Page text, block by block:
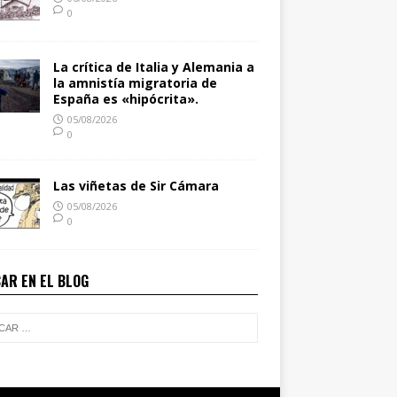
0
La crítica de Italia y Alemania a
la amnistía migratoria de
España es «hipócrita».
05/08/2026
0
Las viñetas de Sir Cámara
05/08/2026
0
EN EL BLOG